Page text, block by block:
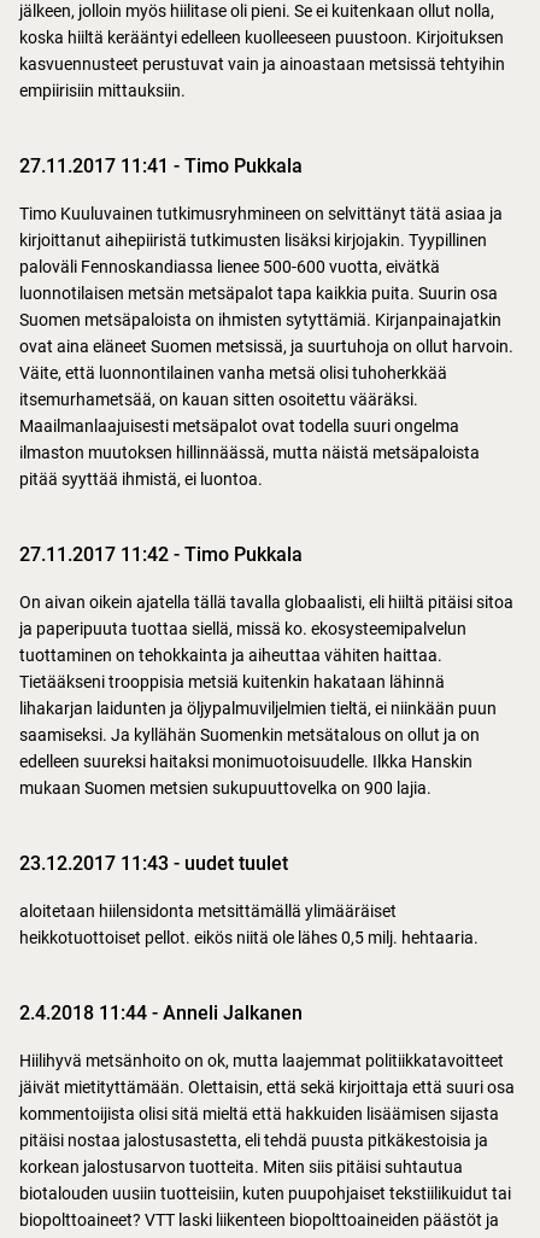
jälkeen, jolloin myös hiilitase oli pieni. Se ei kuitenkaan ollut nolla,
koska hiiltä kerääntyi edelleen kuolleeseen puustoon. Kirjoituksen
kasvuennusteet perustuvat vain ja ainoastaan metsissä tehtyihin
empiirisiin mittauksiin.
27.11.2017 11:41 - Timo Pukkala
Timo Kuuluvainen tutkimusryhmineen on selvittänyt tätä asiaa ja
kirjoittanut aihepiiristä tutkimusten lisäksi kirjojakin. Tyypillinen
paloväli Fennoskandiassa lienee 500-600 vuotta, eivätkä
luonnotilaisen metsän metsäpalot tapa kaikkia puita. Suurin osa
Suomen metsäpaloista on ihmisten sytyttämiä. Kirjanpainajatkin
ovat aina eläneet Suomen metsissä, ja suurtuhoja on ollut harvoin.
Väite, että luonnontilainen vanha metsä olisi tuhoherkkää
itsemurhametsää, on kauan sitten osoitettu vääräksi.
Maailmanlaajuisesti metsäpalot ovat todella suuri ongelma
ilmaston muutoksen hillinnäässä, mutta näistä metsäpaloista
pitää syyttää ihmistä, ei luontoa.
27.11.2017 11:42 - Timo Pukkala
On aivan oikein ajatella tällä tavalla globaalisti, eli hiiltä pitäisi sitoa
ja paperipuuta tuottaa siellä, missä ko. ekosysteemipalvelun
tuottaminen on tehokkainta ja aiheuttaa vähiten haittaa.
Tietääkseni trooppisia metsiä kuitenkin hakataan lähinnä
lihakarjan laidunten ja öljypalmuviljelmien tieltä, ei niinkään puun
saamiseksi. Ja kyllähän Suomenkin metsätalous on ollut ja on
edelleen suureksi haitaksi monimuotoisuudelle. Ilkka Hanskin
mukaan Suomen metsien sukupuuttovelka on 900 lajia.
23.12.2017 11:43 - uudet tuulet
aloitetaan hiilensidonta metsittämällä ylimääräiset
heikkotuottoiset pellot. eikös niitä ole lähes 0,5 milj. hehtaaria.
2.4.2018 11:44 - Anneli Jalkanen
Hiilihyvä metsänhoito on ok, mutta laajemmat politiikkatavoitteet
jäivät mietityttämään. Olettaisin, että sekä kirjoittaja että suuri osa
kommentoijista olisi sitä mieltä että hakkuiden lisäämisen sijasta
pitäisi nostaa jalostusastetta, eli tehdä puusta pitkäkestoisia ja
korkean jalostusarvon tuotteita. Miten siis pitäisi suhtautua
biotalouden uusiin tuotteisiin, kuten puupohjaiset tekstiilikuidut tai
biopolttoaineet? VTT laski liikenteen biopolttoaineiden päästöt ja